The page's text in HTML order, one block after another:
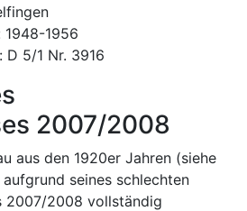
1948-1956
D 5/1 Nr. 3916
2007/2008
aus den 1920er Jahren (siehe
seines schlechten
2007/2008 vollständig